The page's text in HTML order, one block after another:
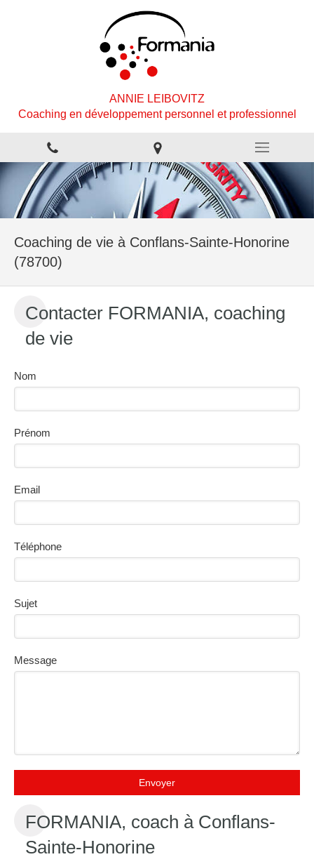
ANNIE LEIBOVITZ
Coaching en développement personnel et professionnel
Coaching de vie à Conflans-Sainte-Honorine
(78700)
Contacter FORMANIA, coaching
de vie
Nom
Prénom
Email
Téléphone
Sujet
Message
Envoyer
FORMANIA, coach à Conflans-
Sainte-Honorine